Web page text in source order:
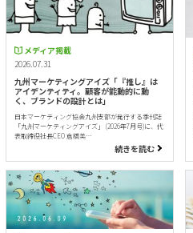
メディア掲載
2026.07.31
九州マーケティングアイズ「『推し』は
アイデンティティ。顧客が能動的に動
く、ブランドの設計とは」
日本マーケティング協会九州支部が発行する季刊誌
「九州マーケティングアイズ」 (2026年7月号)に、代
表取締役社長CEO 倉橋美…
続きを読む